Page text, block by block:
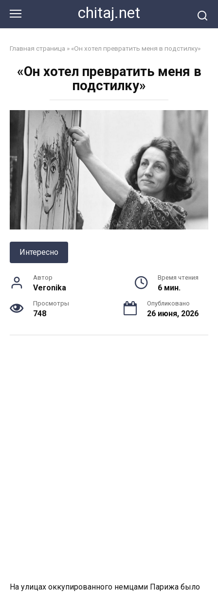
контенту
chitaj.net
Главная страница » «Он хотел превратить меня в подстилку»
«Он хотел превратить меня в
подстилку»
Интересно
Автор
Veronika
Время чтения
6 мин.
Просмотры
748
Опубликовано
26 июня, 2026
На улицах оккупированного немцами Парижа было